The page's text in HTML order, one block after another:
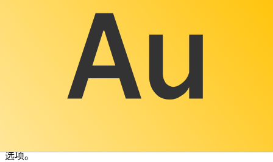
选项。